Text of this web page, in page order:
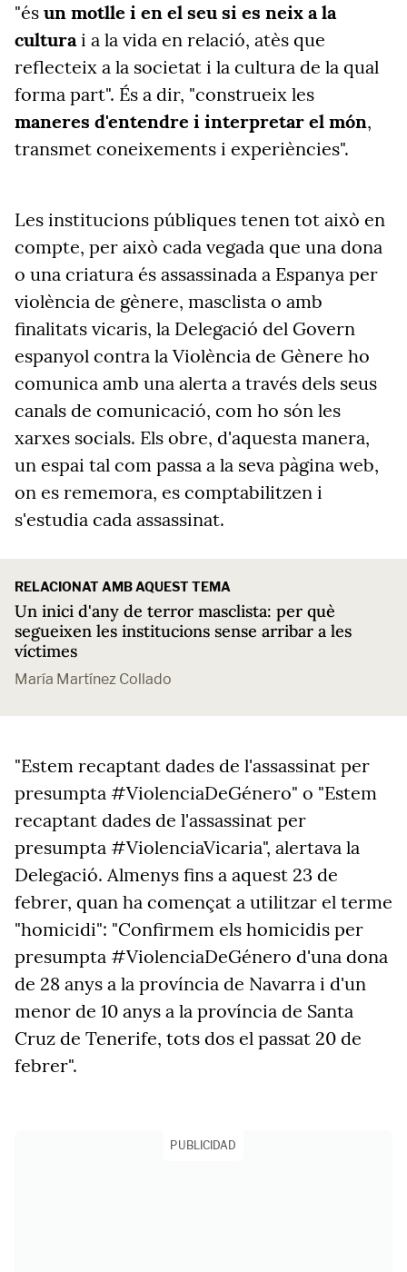
"és un motlle i en el seu si es neix a la
culturai a la vida en relació, atès que
reflecteix a la societat i la cultura de la qual
forma part". És a dir, "construeix les
maneres d'entendre i interpretar el món,
transmet coneixements i experiències".
Les institucions públiques tenen tot això en
compte, per això cada vegada que una dona
o una criatura és assassinada a Espanya per
violència de gènere, masclista o amb
finalitats vicaris, la Delegació del Govern
espanyol contra la Violència de Gènere ho
comunica amb una alerta a través dels seus
canals de comunicació, com ho són les
xarxes socials. Els obre, d'aquesta manera,
un espai tal com passa a la seva pàgina web,
on es rememora, es comptabilitzen i
s'estudia cada assassinat.
RELACIONAT AMB AQUEST TEMA
Un inici d'any de terror masclista: per què
segueixen les institucions sense arribar a les
víctimes
María Martínez Collado
"Estem recaptant dades de l'assassinat per
presumpta #ViolenciaDeGénero" o "Estem
recaptant dades de l'assassinat per
presumpta #ViolenciaVicaria", alertava la
Delegació. Almenys fins a aquest 23 de
febrer, quan ha començat a utilitzar el terme
"homicidi": "Confirmem els homicidis per
presumpta #ViolenciaDeGénero d'una dona
de 28 anys a la província de Navarra i d'un
menor de 10 anys a la província de Santa
Cruz de Tenerife, tots dos el passat 20 de
febrer".
PUBLICIDAD